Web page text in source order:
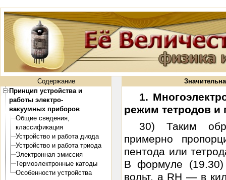
Содержание
Принцип устройства и
работы электро-
вакуумных приборов
Общие сведения,
классификация
Устройство и работа диода
Устройство и работа триода
Электронная эмиссия
Термоэлектронные катоды
Особенности устройства
1.
режим тетродов и
30) Таким
примерно
пентода или
В формуле
вольт, a RH — в